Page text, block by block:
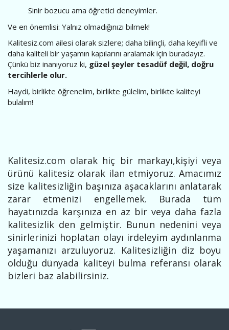
Sinir bozucu ama öğretici deneyimler.
Ve en önemlisi: Yalnız olmadığınızı bilmek!
Kalitesiz.com ailesi olarak sizlere; daha bilinçli, daha keyifli ve
daha kaliteli bir yaşamın kapılarını aralamak için buradayız.
Çünkü biz inanıyoruz ki, güzel şeyler tesadüf değil, doğru
tercihlerle olur.
Haydi, birlikte öğrenelim, birlikte gülelim, birlikte kaliteyi
bulalım!
Kalitesiz.com olarak hiç bir markayı,kişiyi veya
ürünü kalitesiz olarak ilan etmiyoruz. Amacımız
size kalitesizliğin başınıza aşacaklarını anlatarak
zarar etmenizi engellemek. Burada tüm
hayatınızda karşınıza en az bir veya daha fazla
kalitesizlik den gelmiştir. Bunun nedenini veya
sinirlerinizi hoplatan olayı irdeleyim aydınlanma
yaşamanızı arzuluyoruz. Kalitesizliğin diz boyu
olduğu dünyada kaliteyi bulma referansı olarak
bizleri baz alabilirsiniz.